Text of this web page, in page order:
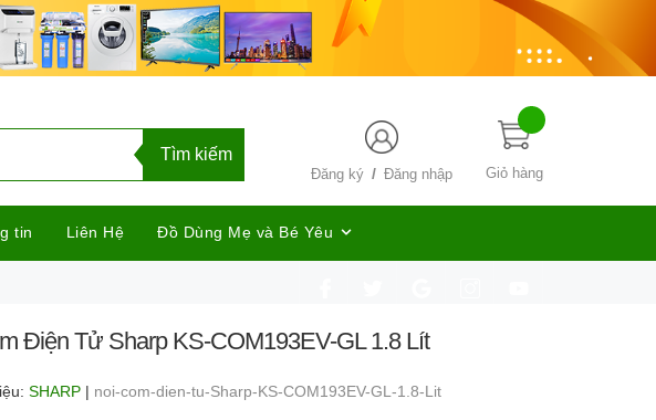
Giỏ hàng
Đăng ký / Đăng nhập
Tìm kiếm
tin Liên Hệ Đồ Dùng Mẹ và Bé Yêu
Điện Tử Sharp KS-COM193EV-GL 1.8 Lít
SHARP | noi-com-dien-tu-Sharp-KS-COM193EV-GL-1.8-Lit